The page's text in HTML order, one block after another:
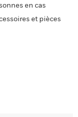
en cas
et pièces